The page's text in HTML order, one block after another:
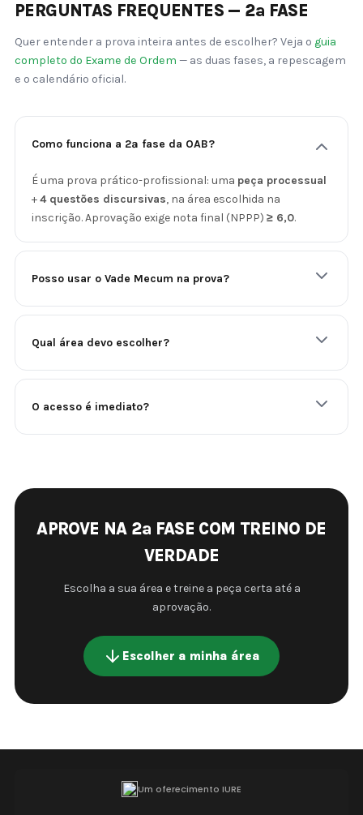
PERGUNTAS FREQUENTES — 2ª FASE
Quer entender a prova inteira antes de escolher? Veja o guia
completo do Exame de Ordem — as duas fases, a repescagem
e o calendário oficial.
Como funciona a 2ª fase da OAB?
É uma prova prático-profissional: uma peça processual
+4 questões discursivas, na área escolhida na
inscrição. Aprovação exige nota final (NPPP) ≥ 6,0.
Posso usar o Vade Mecum na prova?
Qual área devo escolher?
O acesso é imediato?
APROVE NA 2ª FASE COM TREINO DE
VERDADE
Escolha a sua área e treine a peça certa até a
aprovação.
Escolher a minha área